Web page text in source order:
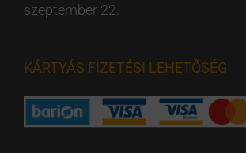
szeptember 22.
KÁRTYÁS FIZETÉSI LEHETŐSÉG